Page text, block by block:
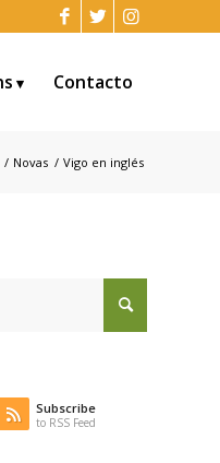
Contacto
/ Novas / Vigo en inglés
Subscribe
to RSS Feed